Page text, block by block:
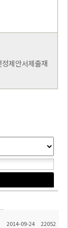
제안서제출재
2014-09-24 22052